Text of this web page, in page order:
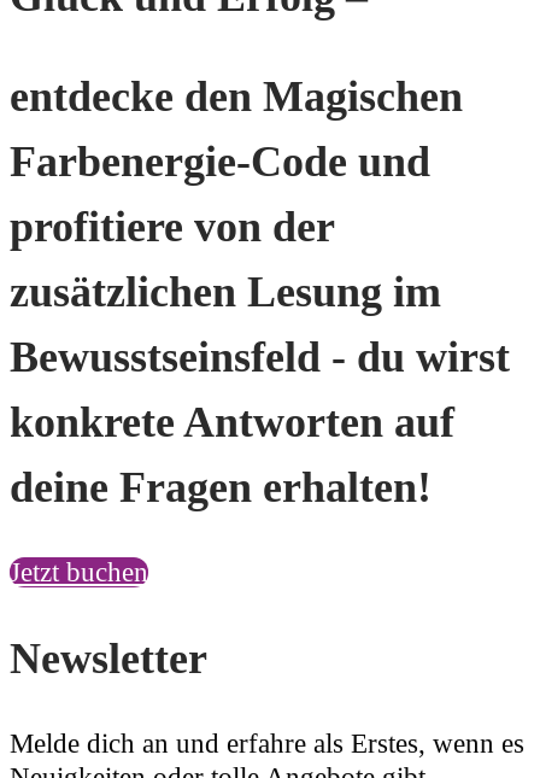
entdecke den Magischen
Farbenergie-Code und
profitiere von der
zusätzlichen Lesung im
Bewusstseinsfeld - du wirst
konkrete Antworten auf
deine Fragen erhalten!
Jetzt buchen
Newsletter
Melde dich an und erfahre als Erstes, wenn es